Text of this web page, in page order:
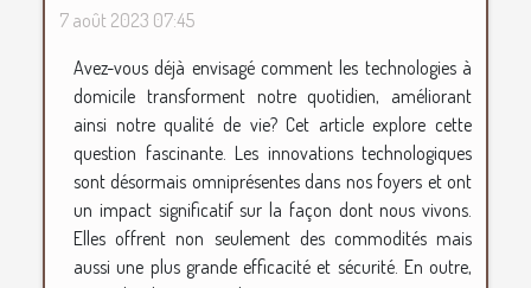
7 août 2023 07:45
Avez-vous déjà envisagé comment les technologies à
domicile transforment notre quotidien, améliorant
ainsi notre qualité de vie? Cet article explore cette
question fascinante. Les innovations technologiques
sont désormais omniprésentes dans nos foyers et ont
un impact significatif sur la façon dont nous vivons.
Elles offrent non seulement des commodités mais
aussi une plus grande efficacité et sécurité. En outre,